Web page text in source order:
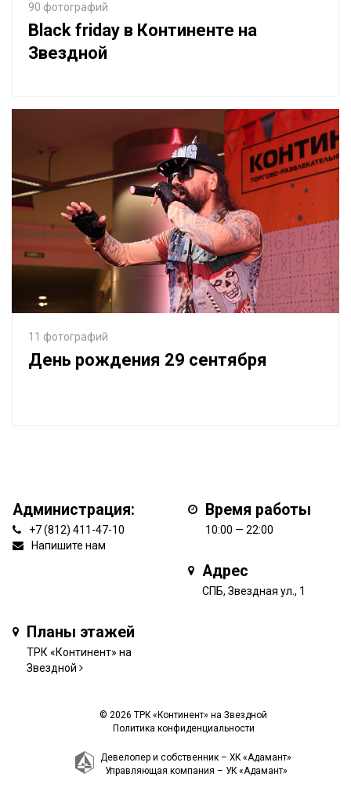
90 фотографий
Black friday в Континенте на
Звездной
11 фотографий
День рождения 29 сентября
Администрация:
+7 (812) 411-47-10
Напишите нам
Время работы
10:00 — 22:00
Адрес
СПБ, Звездная ул., 1
Планы этажей
ТРК «Континент» на
Звездной
© 2026 ТРК «Континент» на Звездной
Политика конфиденциальности
Девелопер и собственник – ХК «Адамант»
Управляющая компания – УК «Адамант»